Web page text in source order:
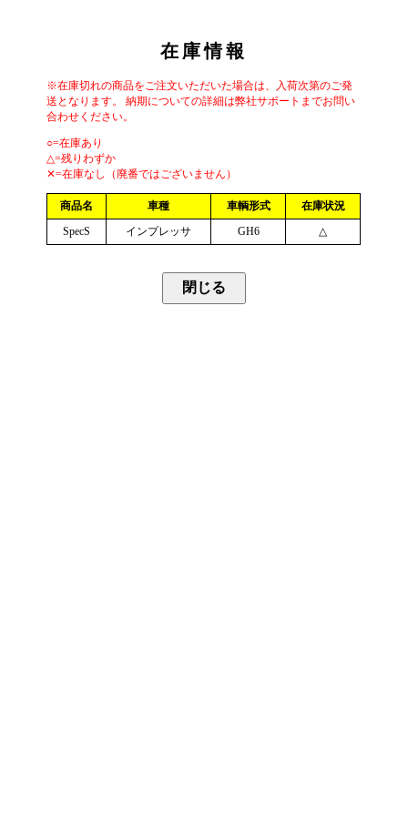
在庫情報
※在庫切れの商品をご注文いただいた場合は、入荷次第のご発
送となります。 納期についての詳細は弊社サポートまでお問い
合わせください。
○=在庫あり
△=残りわずか
✕=在庫なし（廃番ではございません）
商品名 車種 車輌形式
在庫状況
SpecS
インプレッサ GH6 △